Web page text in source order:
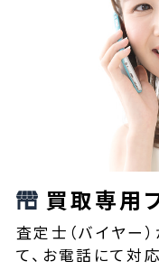
買取専用
査定士（バイヤー
て、お電話にて対